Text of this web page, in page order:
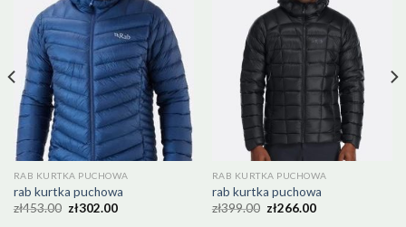
RAB KURTKA PUCHOWA
rab kurtka puchowa
zł453.00 zł302.00
RAB KURTKA PUCHOWA
rab kurtka puchowa
zł399.00 zł266.00